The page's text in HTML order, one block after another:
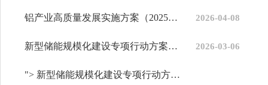
铝产业高质量发展实施方案（2025—2027年） 2026-04-08
新型储能规模化建设专项行动方案（2025—2027年）
"> 新型储能规模化建设专项行动方案（2025—2027年）
2026-03-06